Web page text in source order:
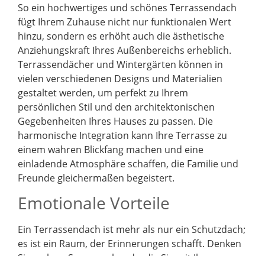
So ein hochwertiges und schönes Terrassendach
fügt Ihrem Zuhause nicht nur funktionalen Wert
hinzu, sondern es erhöht auch die ästhetische
Anziehungskraft Ihres Außenbereichs erheblich.
Terrassendächer und Wintergärten können in
vielen verschiedenen Designs und Materialien
gestaltet werden, um perfekt zu Ihrem
persönlichen Stil und den architektonischen
Gegebenheiten Ihres Hauses zu passen. Die
harmonische Integration kann Ihre Terrasse zu
einem wahren Blickfang machen und eine
einladende Atmosphäre schaffen, die Familie und
Freunde gleichermaßen begeistert.
Emotionale Vorteile
Ein Terrassendach ist mehr als nur ein Schutzdach;
es ist ein Raum, der Erinnerungen schafft. Denken